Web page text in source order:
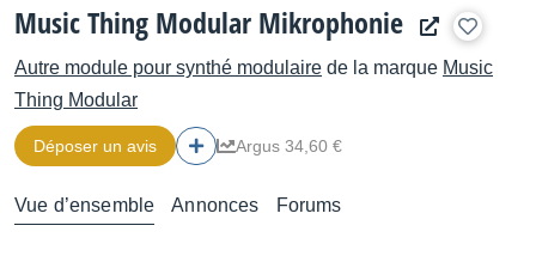
Music Thing Modular Mikrophonie
Autre module pour synthé modulaire de la marque Music
Thing Modular
Déposer un avis Argus 34,60 €
Vue d’ensemble Annonces Forums